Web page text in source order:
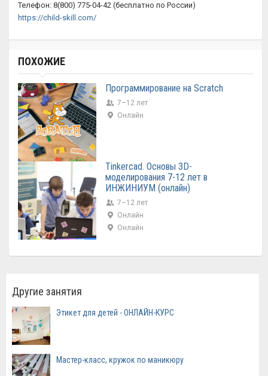
Телефон: 8(800) 775-04-42 (бесплатно по России)
https://child-skill.com/
ПОХОЖИЕ
Программирование на Scratch
7–12 лет
Онлайн
Tinkercad. Основы 3D-
моделирования 7-12 лет в
ИНЖИНИУМ (онлайн)
7–12 лет
Онлайн
Онлайн
Другие занятия
Этикет для детей - ОНЛАЙН-КУРС
Мастер-класс, кружок по маникюру